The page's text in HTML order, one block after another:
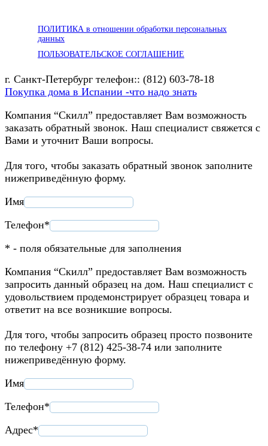
ПОЛИТИКА в отношении обработки персональных
данных
ПОЛЬЗОВАТЕЛЬСКОЕ СОГЛАШЕНИЕ
г. Санкт-Петербург телефон:: (812) 603-78-18
Покупка дома в Испании -что надо знать
Компания “Скилл” предоставляет Вам возможность
заказать обратный звонок. Наш специалист свяжется с
Вами и уточнит Ваши вопросы.
Для того, чтобы заказать обратный звонок заполните
нижеприведённую форму.
Имя
Телефон*
* - поля обязательные для заполнения
Компания “Скилл” предоставляет Вам возможность
запросить данный образец на дом. Наш специалист с
удовольствием продемонстрирует образцец товара и
ответит на все возникшие вопросы.
Для того, чтобы запросить образец просто позвоните
по телефону +7 (812) 425-38-74 или заполните
нижеприведённую форму.
Имя
Телефон*
Адрес*